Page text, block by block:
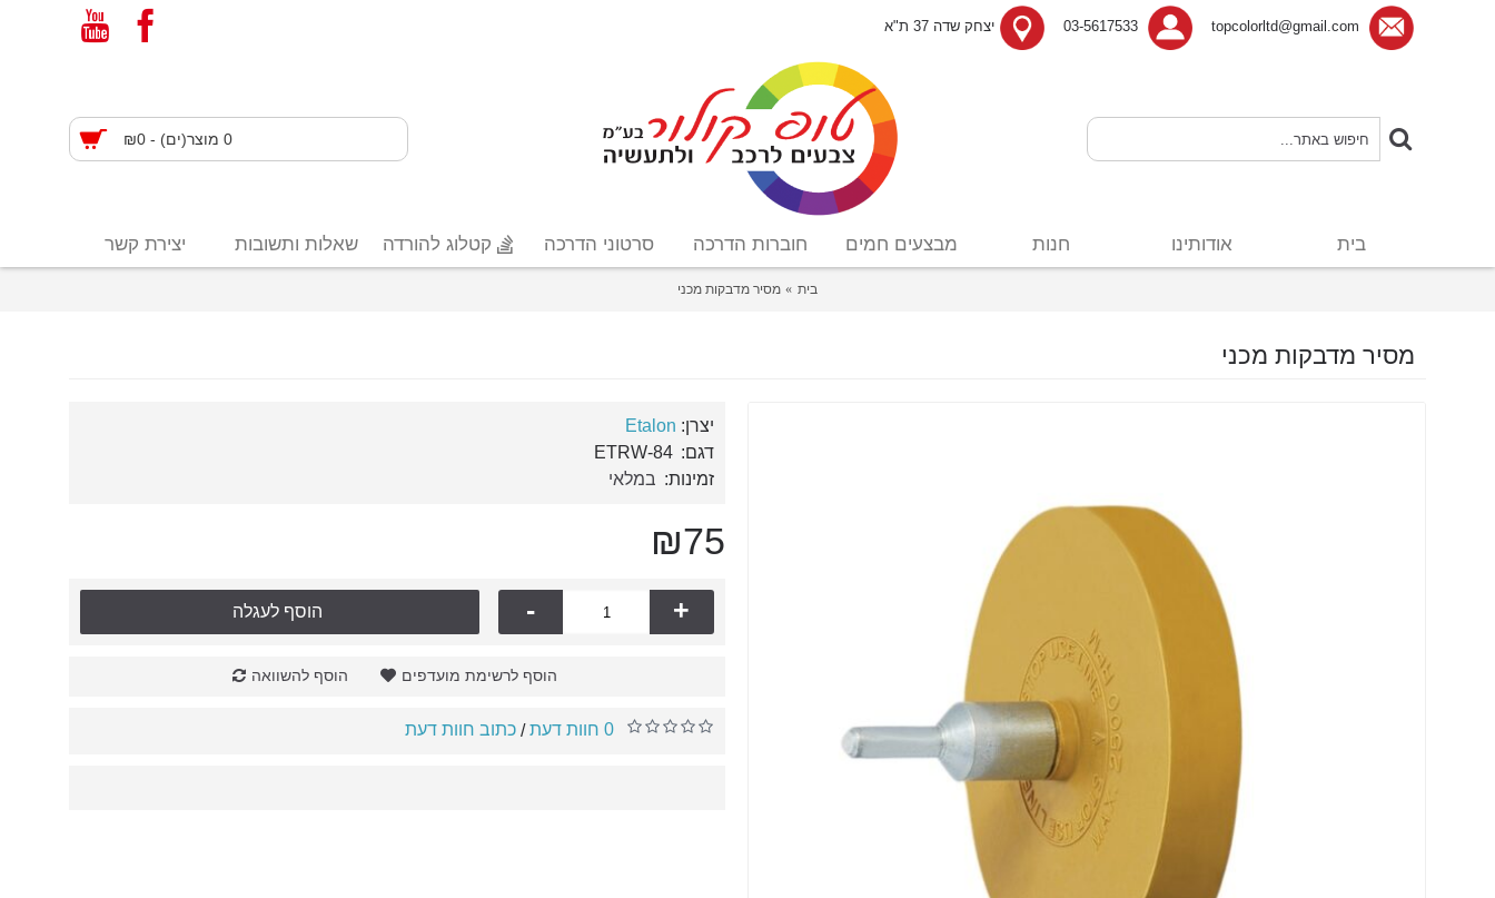
topcolorltd@gmail.com
03-5617533 יצחק שדה 37 ת"א
0 מוצר(ים) - ₪0
בית אודותינו חנות מבצעים חמים חוברות הדרכה סרטוני הדרכה קטלוג להורדה שאלות ותשובות יצירת קשר
בית מסיר מדבקות מכני
מסיר מדבקות מכני
יצרן: Etalon
דגם: ETRW-84
זמינות: במלאי
₪75
- + הוסף לעגלה
הוסף לרשימת מועדפים הוסף להשוואה
0 חוות דעת / כתוב חוות דעת